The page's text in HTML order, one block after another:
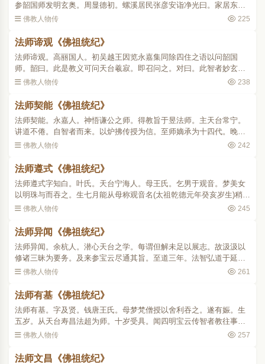
参韶国师发明玄奥。周显德初。螺溪居民张彦安诣净光曰。家居东南
里所。阴晦之夕。必有鬼神吟啸考击钟鼓之声。又尝梦龙游其地。非
佛教人物传 225
法师谛观《佛祖统纪》
法师谛观。高丽国人。初吴越王因览永嘉集同除四住之语以问韶国
师。韶曰。此是教义可问天台羲寂。即召问之。对曰。此智者妙玄位
妙中文(妙玄既散失不存。未审何缘知之。必寂师先曾见残编耳)唐末教
佛教人物传 238
法师契能《佛祖统纪》
法师契能。永嘉人。神悟谦公之师。得教旨于昱法师。主天台常宁。
讲道不倦。自智者而来。以炉拂传授为信。至师嫡承为十四代。晚年
以授扶宗忠师。扶宗曰。吾得法广智矣。敢辞。师乃藏之天台道场。
佛教人物传 242
法师遵式《佛祖统纪》
法师遵式字知白。叶氏。天台宁海人。母王氏。乞男于观音。梦美女
以明珠与而吞之。生七月能从母称观音名(太祖乾德元年癸亥岁生)稍长
不乐随兄为贾。潜往东山依义全师出家。全先梦有童子踞佛像之首。
佛教人物传 245
法师异闻《佛祖统纪》
法师异闻。余杭人。潜心天台之学。每谓但解未足以展志。故汲汲以
修诸三昧为要务。及来参宝云尽通其旨。至道三年。法智弘道于延
庆。辅赞之功为多。以寺宇颓毁。乃同丹丘觉圆并力经理。不逾三载
佛教人物传 261
法师有基《佛祖统纪》
法师有基。字及贤。钱唐王氏。母梦梵僧授以舍利吞之。遂有娠。生
五岁。从天台寿昌法超为师。十岁受具。闻四明宝云传智者教往事
之。授以法华止观。随言解义曲尽其妙。端拱元年。郡人请演教于太
佛教人物传 257
法师文昌《佛祖统纪》